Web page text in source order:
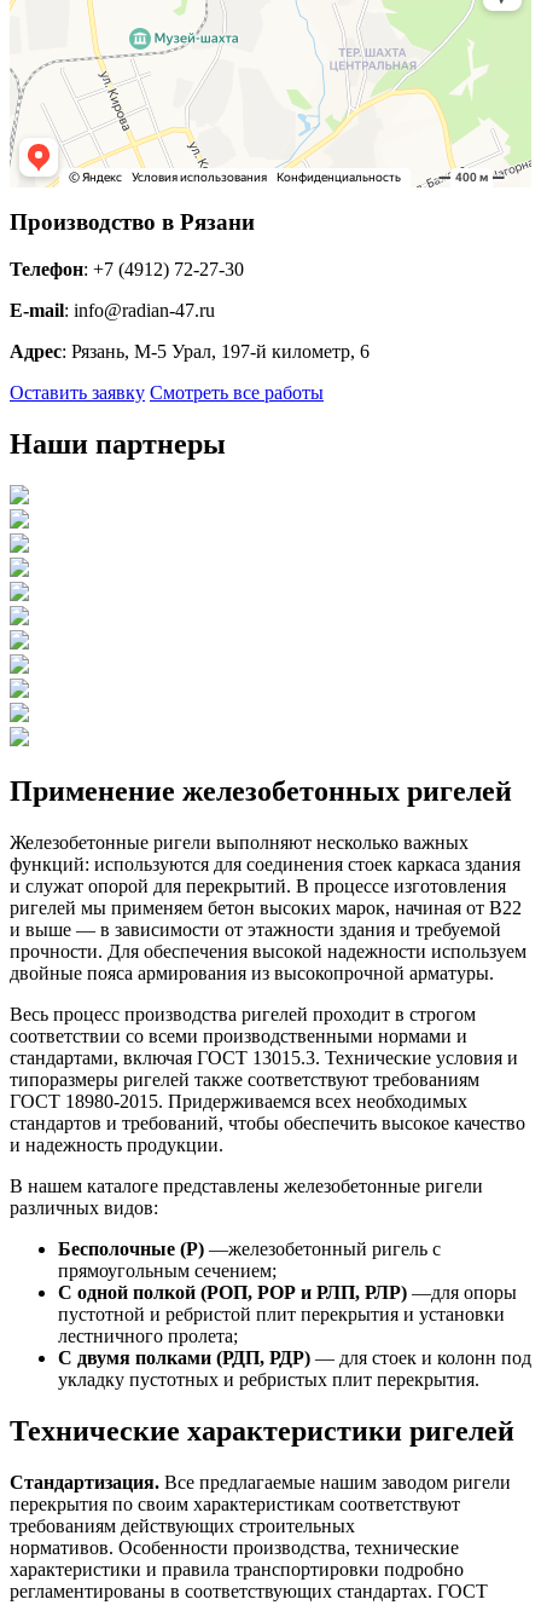
Производство в Рязани
Телефон: +7 (4912) 72-27-30
E-mail: info@radian-47.ru
Адрес: Рязань, М-5 Урал, 197-й километр, 6
Оставить заявку Смотреть все работы
Наши партнеры
Применение железобетонных ригелей
Железобетонные ригели выполняют несколько важных
функций: используются для соединения стоек каркаса здания
и служат опорой для перекрытий. В процессе изготовления
ригелей мы применяем бетон высоких марок, начиная от В22
и выше — в зависимости от этажности здания и требуемой
прочности. Для обеспечения высокой надежности используем
двойные пояса армирования из высокопрочной арматуры.
Весь процесс производства ригелей проходит в строгом
соответствии со всеми производственными нормами и
стандартами, включая ГОСТ 13015.3. Технические условия и
типоразмеры ригелей также соответствуют требованиям
ГОСТ 18980-2015. Придерживаемся всех необходимых
стандартов и требований, чтобы обеспечить высокое качество
и надежность продукции.
В нашем каталоге представлены железобетонные ригели
различных видов:
Бесполочные (Р) —железобетонный ригель с
прямоугольным сечением;
С одной полкой (РОП, РОР и РЛП, РЛР) —для опоры
пустотной и ребристой плит перекрытия и установки
лестничного пролета;
С двумя полками (РДП, РДР) — для стоек и колонн под
укладку пустотных и ребристых плит перекрытия.
Технические характеристики ригелей
Стандартизация. Все предлагаемые нашим заводом ригели
перекрытия по своим характеристикам соответствуют
требованиям действующих строительных
нормативов. Особенности производства, технические
характеристики и правила транспортировки подробно
регламентированы в соответствующих стандартах. ГОСТ